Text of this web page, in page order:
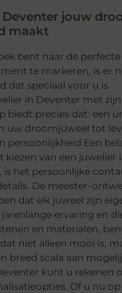
Deventer jouw
maakt
bent naar de
te markeren, is er
dat speciaal voor u is
in Deventer met
biedt precies dat: een
uw droomjuweel tot
persoonlijkheid Een
kiezen van een juwelier
is het persoonlijke
De meester-
dat elk juweel zijn
ervaring en
en materialen,
niet alleen mooi is,
breed scala aan
kunt u rekenen
Of u nu